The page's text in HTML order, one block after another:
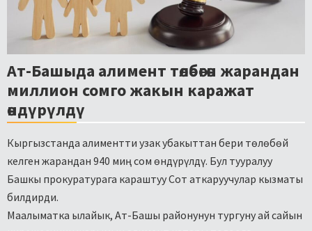
Ат-Башыда алимент төлөбөгөн жарандан
миллион сомго жакын каражат
өндүрүлдү
Кыргызстанда алиментти узак убакыттан бери төлөбөй
келген жарандан 940 миң сом өндүрүлдү. Бул тууралуу
Башкы прокуратурага караштуу Сот аткаруучулар кызматы
билдирди.
Маалыматка ылайык, Ат-Башы районунун тургуну ай сайын